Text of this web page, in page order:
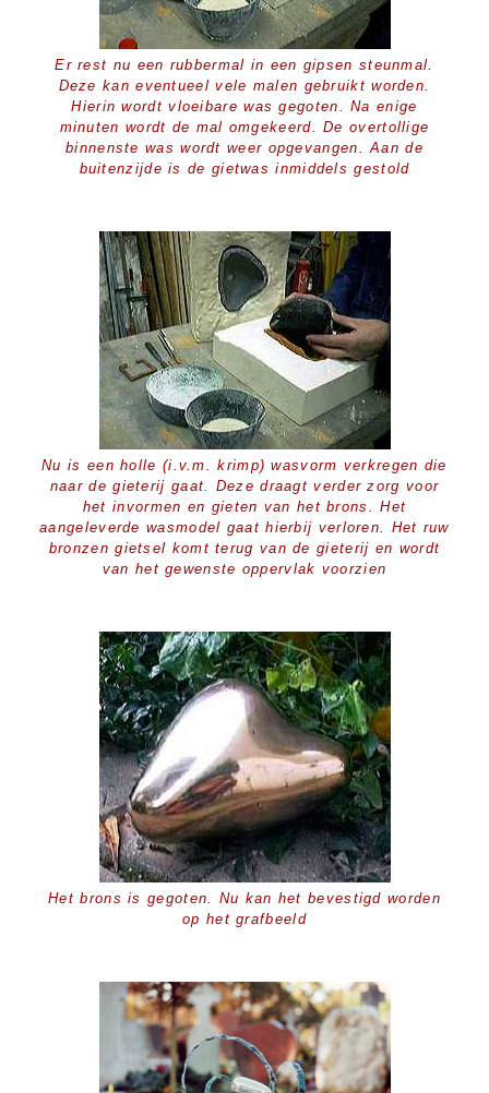
Er rest nu een rubbermal in een gipsen steunmal.
Deze kan eventueel vele malen gebruikt worden.
Hierin wordt vloeibare was gegoten. Na enige
minuten wordt de mal omgekeerd. De overtollige
binnenste was wordt weer opgevangen. Aan de
buitenzijde is de gietwas inmiddels gestold
Nu is een holle (i.v.m. krimp) wasvorm verkregen die
naar de gieterij gaat. Deze draagt verder zorg voor
het invormen en gieten van het brons. Het
aangeleverde wasmodel gaat hierbij verloren. Het ruw
bronzen gietsel komt terug van de gieterij en wordt
van het gewenste oppervlak voorzien
Het brons is gegoten. Nu kan het bevestigd worden
op het grafbeeld